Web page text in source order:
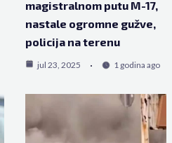
magistralnom putu M-17,
nastale ogromne gužve,
policija na terenu
jul 23, 2025 1 godina ago